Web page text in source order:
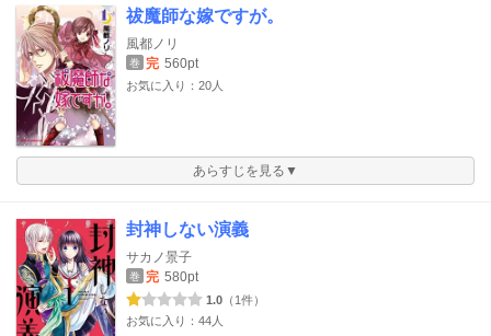
祓魔師な嫁ですが。
風都ノリ
巻 完 560pt
お気に入り：20人
あらすじを見る▼
封神しない演義
サカノ景子
巻 完 580pt
1.0 （1件）
お気に入り：44人